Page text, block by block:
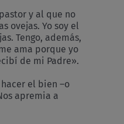
y al que no
ovejas. Yo soy el
Tengo, además,
ama porque yo
de mi Padre».
el bien –o
apremia a